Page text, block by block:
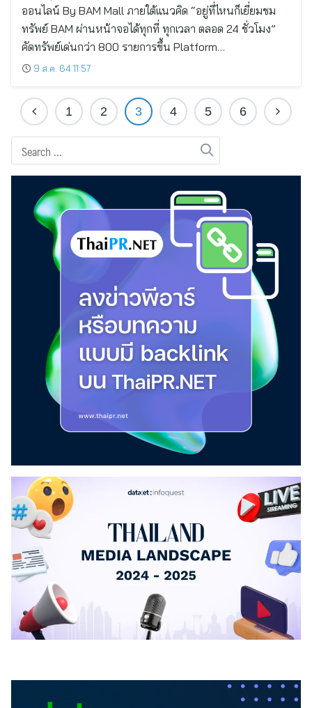
ออนไลน์ By BAM Mall ภายใต้แนวคิด “อยู่ที่ไหนก็เยี่ยมชม
ทรัพย์ BAM ผ่านหน้าจอได้ทุกที่ ทุกเวลา ตลอด 24 ชั่วโมง”
คัดทรัพย์เด่นกว่า 800 รายการขึ้น Platform…
9 ส.ค. 64 11:57
1 2 3 4 5 6